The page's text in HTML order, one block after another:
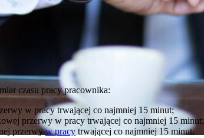
czasu pracy pracownika:
w pracy trwającej co najmniej 15 minut;
przerwy w pracy trwającej co najmniej 15 minut;
przerwyw pracy trwającej co najmniej 15 minut.